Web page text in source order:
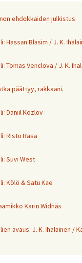
ehdokkaiden julkistus
Has­san Bla­sim / J. K.
Tomas Venclova / J. K.
päättyy, rakkaani.
Daniil Kozlov
Risto Rasa
Suvi West
Kölö & Satu Kae
Karin Widnäs
avaus: J. K. Ihalainen /